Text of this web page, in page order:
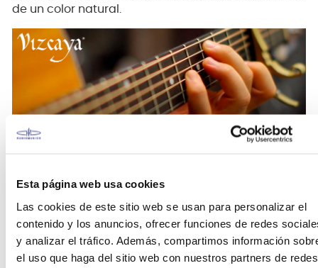
Esta página web usa cookies
Las cookies de este sitio web se usan para personalizar el
contenido y los anuncios, ofrecer funciones de redes
y analizar el tráfico. Además, compartimos información
el uso que haga del sitio web con nuestros partners de redes
de un color natural.
instrumentos orientado a estudiantes y
principiantes. La versatilidad y variedad en
instrumentos Vizcaya, hacen que sea una marca
preferida por los maestros y profesores para